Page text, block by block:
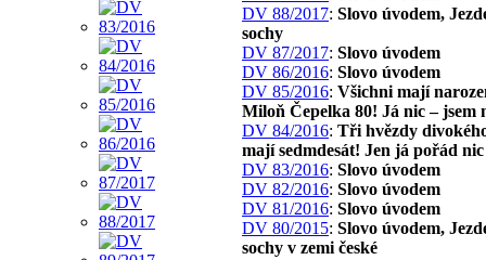
DV 88/2017: Slovo úvodem,
sochy
DV 87/2017: Slovo úvodem
DV 86/2016: Slovo úvodem
DV 85/2016: Všichni mají
Miloň Čepelka 80! Já nic – jsem
DV 84/2016: Tři hvězdy
mají sedmdesát! Jen já pořád nic
DV 83/2016: Slovo úvodem
DV 82/2016: Slovo úvodem
DV 81/2016: Slovo úvodem
DV 80/2015: Slovo úvodem,
sochy v zemi české